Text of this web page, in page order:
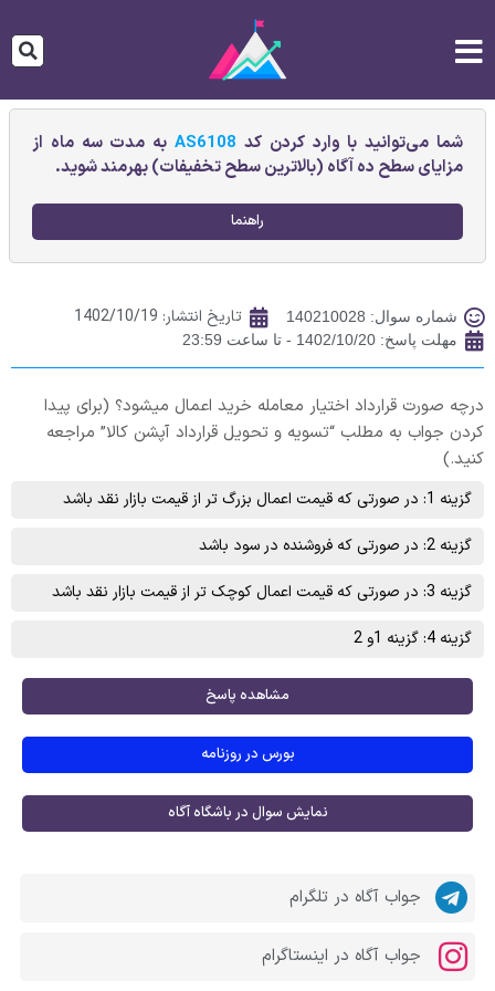
شما می‌توانید با وارد کردن کد AS6108به مدت سه ماه از
مزایای سطح ده آگاه (بالاترین سطح تخفیفات) بهرمند شوید.
راهنما
شماره سوال: 140210028 تاریخ انتشار: 1402/10/19
مهلت پاسخ: 1402/10/20 - تا ساعت 23:59
درچه صورت قرارداد اختیار معامله خرید اعمال میشود؟ (برای پیدا
کردن جواب به مطلب “تسویه و تحویل قرارداد آپشن کالا” مراجعه
کنید.)
گزینه 1: در صورتی که قیمت اعمال بزرگ تر از قیمت بازار نقد باشد
گزینه 2: در صورتی که فروشنده در سود باشد
گزینه 3: در صورتی که قیمت اعمال کوچک تر از قیمت بازار نقد باشد
گزینه 4: گزینه 1و 2
مشاهده پاسخ
بورس در روزنامه
نمایش سوال در باشگاه آگاه
جواب آگاه در تلگرام
جواب آگاه در اینستاگرام